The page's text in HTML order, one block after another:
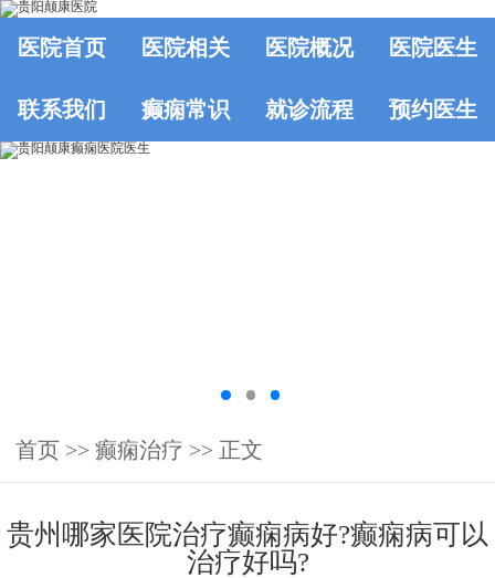
医院首页 医院相关 医院概况 医院医生
联系我们 癫痫常识 就诊流程 预约医生
首页 >> 癫痫治疗 >> 正文
贵州哪家医院治疗癫痫病好?癫痫病可以
治疗好吗?